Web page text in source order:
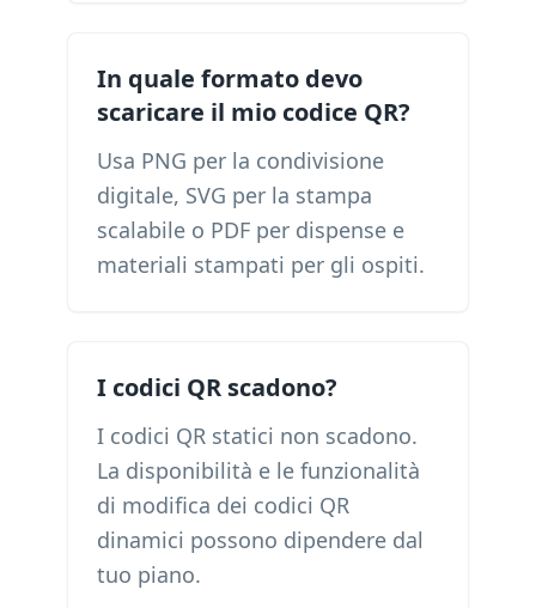
In quale formato devo
scaricare il mio codice QR?
Usa PNG per la condivisione
digitale, SVG per la stampa
scalabile o PDF per dispense e
materiali stampati per gli ospiti.
I codici QR scadono?
I codici QR statici non scadono.
La disponibilità e le funzionalità
di modifica dei codici QR
dinamici possono dipendere dal
tuo piano.